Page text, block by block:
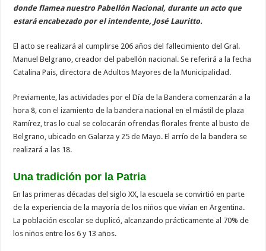
donde flamea nuestro Pabellón Nacional, durante un acto que
estará encabezado por el intendente, José Lauritto.
El acto se realizará al cumplirse 206 años del fallecimiento del Gral.
Manuel Belgrano, creador del pabellón nacional. Se referirá a la fecha
Catalina Pais, directora de Adultos Mayores de la Municipalidad.
Previamente, las actividades por el Día de la Bandera comenzarán a la
hora 8, con el izamiento de la bandera nacional en el mástil de plaza
Ramírez, tras lo cual se colocarán ofrendas florales frente al busto de
Belgrano, ubicado en Galarza y 25 de Mayo. El arrío de la bandera se
realizará a las 18.
Una tradición por la Patria
En las primeras décadas del siglo XX, la escuela se convirtió en parte
de la experiencia de la mayoría de los niños que vivían en Argentina.
La población escolar se duplicó, alcanzando prácticamente al 70% de
los niños entre los 6 y 13 años.